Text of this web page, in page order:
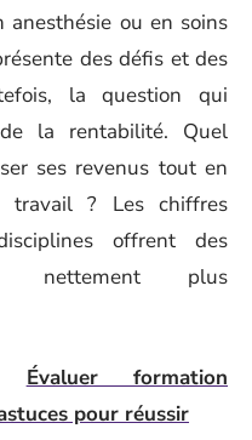
anesthésie ou en soins
des défis et des
la question qui
la rentabilité. Quel
ses revenus tout en
travail ? Les chiffres
offrent des
nettement plus
Évaluer formation
pour réussir